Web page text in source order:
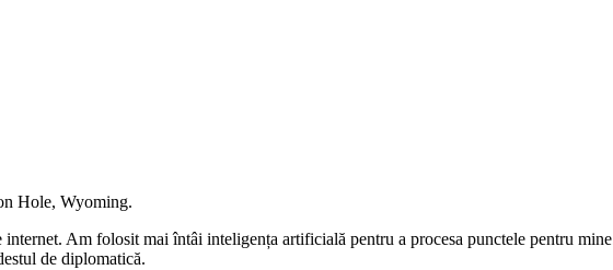
Hole, Wyoming.
Am folosit mai întâi inteligența artificială pentru a procesa punctele pentru
de diplomatică.